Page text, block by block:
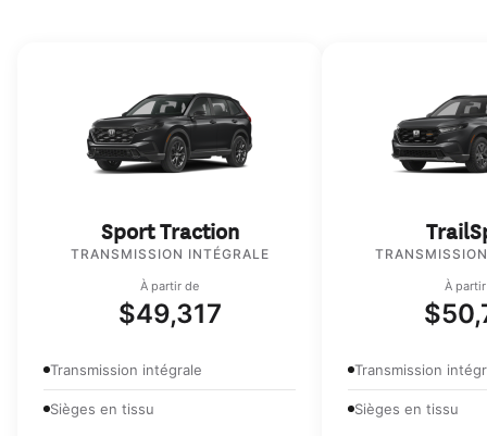
Sport Traction
TRANSMISSION INTÉGRALE
À partir de
$49,317
Transmission intégrale
Sièges en tissu
À
Transmission
Sièges en tissu